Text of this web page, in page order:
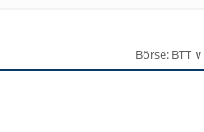
Börse: BTT ∨